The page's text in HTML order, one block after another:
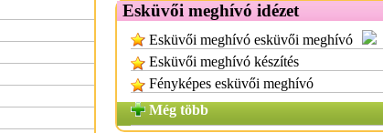
Esküvői meghívó idézet
Esküvői meghívó esküvői meghívó
Esküvői meghívó készítés
Fényképes esküvői meghívó
Még több